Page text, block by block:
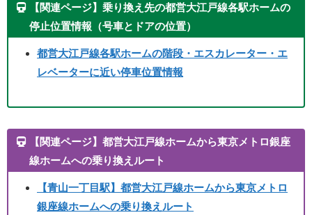
【関連ページ】乗り換え先の都営大江戸線各駅ホームの
停止位置情報（号車とドアの位置）
都営大江戸線各駅ホームの階段・エスカレーター・エ
レベーターに近い停車位置情報
【関連ページ】都営大江戸線ホームから東京メトロ銀座
線ホームへの乗り換えルート
【青山一丁目駅】都営大江戸線ホームから東京メトロ
銀座線ホームへの乗り換えルート